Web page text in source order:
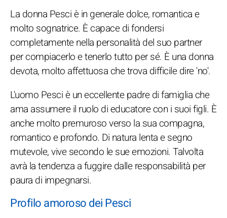
La donna Pesci è in generale dolce, romantica e
molto sognatrice. È capace di fondersi
completamente nella personalità del suo partner
per compiacerlo e tenerlo tutto per sé. È una donna
devota, molto affettuosa che trova difficile dire 'no'.
L'uomo Pesci è un eccellente padre di famiglia che
ama assumere il ruolo di educatore con i suoi figli. È
anche molto premuroso verso la sua compagna,
romantico e profondo. Di natura lenta e segno
mutevole, vive secondo le sue emozioni. Talvolta
avrà la tendenza a fuggire dalle responsabilità per
paura di impegnarsi.
Profilo amoroso dei Pesci